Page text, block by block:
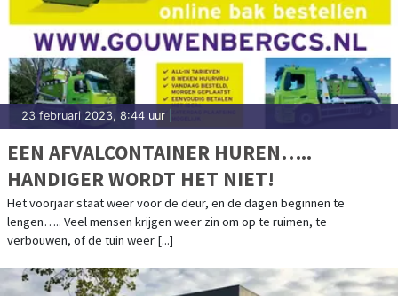
23 februari 2023, 8:44 uur
EEN AFVALCONTAINER HUREN…..
HANDIGER WORDT HET NIET!
Het voorjaar staat weer voor de deur, en de dagen beginnen te
lengen….. Veel mensen krijgen weer zin om op te ruimen, te
verbouwen, of de tuin weer [...]